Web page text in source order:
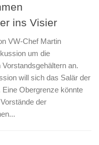
ins Visier
VW-Chef Martin
um die
an.
will sich das Salär der
Obergrenze könnte
der